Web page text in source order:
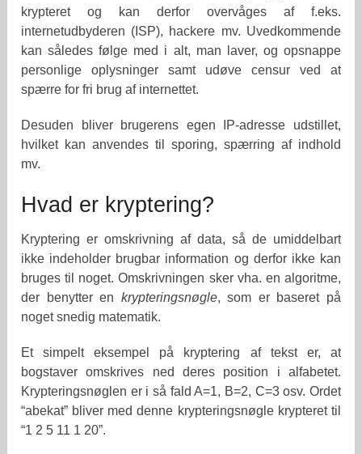
krypteret og kan derfor overvåges af f.eks.
internetudbyderen (ISP), hackere mv. Uvedkommende
kan således følge med i alt, man laver, og opsnappe
personlige oplysninger samt udøve censur ved at
spærre for fri brug af internettet.
Desuden bliver brugerens egen IP-adresse udstillet,
hvilket kan anvendes til sporing, spærring af indhold
mv.
Hvad er kryptering?
Kryptering er omskrivning af data, så de umiddelbart
ikke indeholder brugbar information og derfor ikke kan
bruges til noget. Omskrivningen sker vha. en algoritme,
der benytter en krypteringsnøgle, som er baseret på
noget snedig matematik.
Et simpelt eksempel på kryptering af tekst er, at
bogstaver omskrives ned deres position i alfabetet.
Krypteringsnøglen er i så fald A=1, B=2, C=3 osv. Ordet
“abekat” bliver med denne krypteringsnøgle krypteret til
“1 2 5 11 1 20”.